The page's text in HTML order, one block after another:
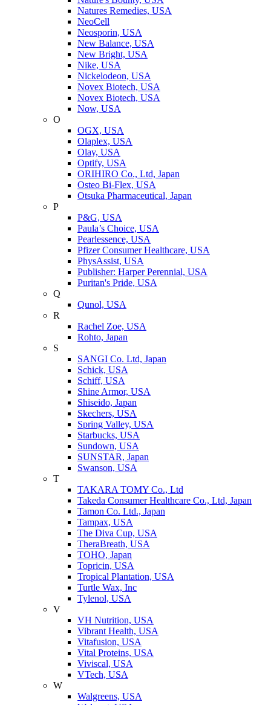
Natures Remedies, USA
NeoCell
Neosporin, USA
New Balance, USA
New Bright, USA
Nike, USA
Niсkelodeon, USA
Novex Biotech, USA
Novex Biotech, USA
Now, USA
O
OGX, USA
Olaplex, USA
Olay, USA
Optify, USA
ORIHIRO Co., Ltd, Japan
Osteo Bi-Flex, USA
Otsuka Pharmaceutical, Japan
P
P&G, USA
Paula’s Choice, USA
Pearlessence, USA
Pfizer Consumer Healthcare, USA
PhysAssist, USA
Publisher: Harper Perennial, USA
Puritan's Pride, USA
Q
Qunol, USA
R
Rachel Zoe, USA
Rohto, Japan
S
SANGI Co. Ltd, Japan
Schick, USA
Schiff, USA
Shine Armor, USA
Shiseido, Japan
Skechers, USA
Spring Valley, USA
Starbucks, USA
Sundown, USA
SUNSTAR, Japan
Swanson, USA
T
TAKARA TOMY Co., Ltd
Takeda Consumer Healthcare Co., Ltd, Japan
Tamon Co. Ltd., Japan
Tampax, USA
The Diva Cup, USA
TheraBreath, USA
TOHO, Japan
Topricin, USA
Tropical Plantation, USA
Turtle Wax, Inc
Tylenol, USA
V
VH Nutrition, USA
Vibrant Health, USA
Vitafusion, USA
Vital Proteins, USA
Viviscal, USA
VTech, USA
W
Walgreens, USA